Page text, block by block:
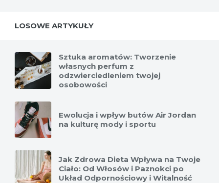
LOSOWE ARTYKUŁY
Sztuka aromatów: Tworzenie
własnych perfum z
odzwierciedleniem twojej
osobowości
Ewolucja i wpływ butów Air Jordan
na kulturę mody i sportu
Jak Zdrowa Dieta Wpływa na Twoje
Ciało: Od Włosów i Paznokci po
Układ Odpornościowy i Witalność